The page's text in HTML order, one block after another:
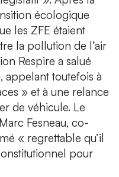
écologique
les ZFE étaient
la pollution de l’air
Respire a salué
appelant toutefois à
» et à une relance
de véhicule. Le
Fesneau, co-
« regrettable qu’il
pour